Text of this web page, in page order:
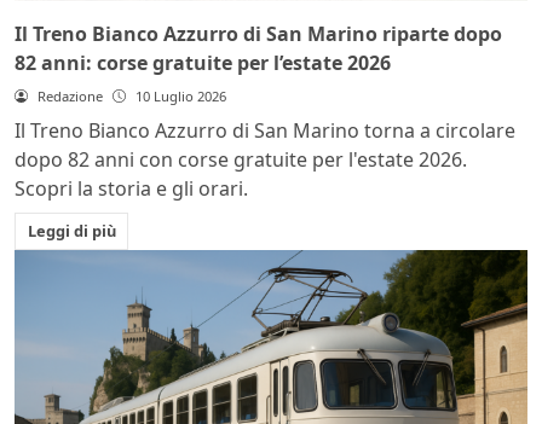
Il Treno Bianco Azzurro di San Marino riparte dopo
82 anni: corse gratuite per l’estate 2026
Redazione 10 Luglio 2026
Il Treno Bianco Azzurro di San Marino torna a circolare
dopo 82 anni con corse gratuite per l'estate 2026.
Scopri la storia e gli orari.
Leggi di più